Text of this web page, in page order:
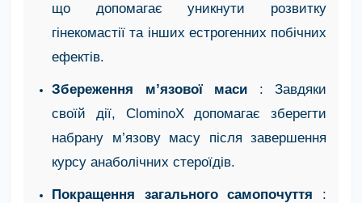
що допомагає уникнути розвитку
гінекомастії та інших естрогенних побічних
ефектів.
Збереження м’язової маси : Завдяки
своїй дії, ClominoX допомагає зберегти
набрану м’язову масу після завершення
курсу анаболічних стероїдів.
Покращення загального самопочуття :